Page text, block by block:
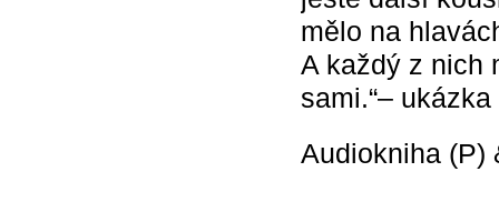
mělo na
A každý z nich
sami.“–
Audiokniha (P)